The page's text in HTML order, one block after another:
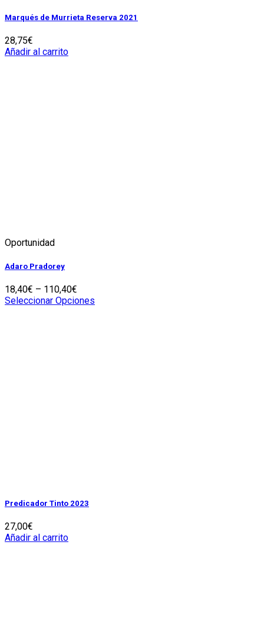
Marqués de Murrieta Reserva 2021
28,75€
Añadir al carrito
Oportunidad
Adaro Pradorey
18,40€ – 110,40€
Seleccionar Opciones
Predicador Tinto 2023
27,00€
Añadir al carrito